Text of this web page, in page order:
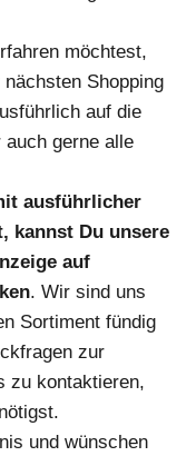
möchtest,
Shopping
auf die
auch gerne alle
ausführlicher
kannst Du unsere
auf
. Wir sind uns
Sortiment fündig
zur
zu kontaktieren,
und wünschen